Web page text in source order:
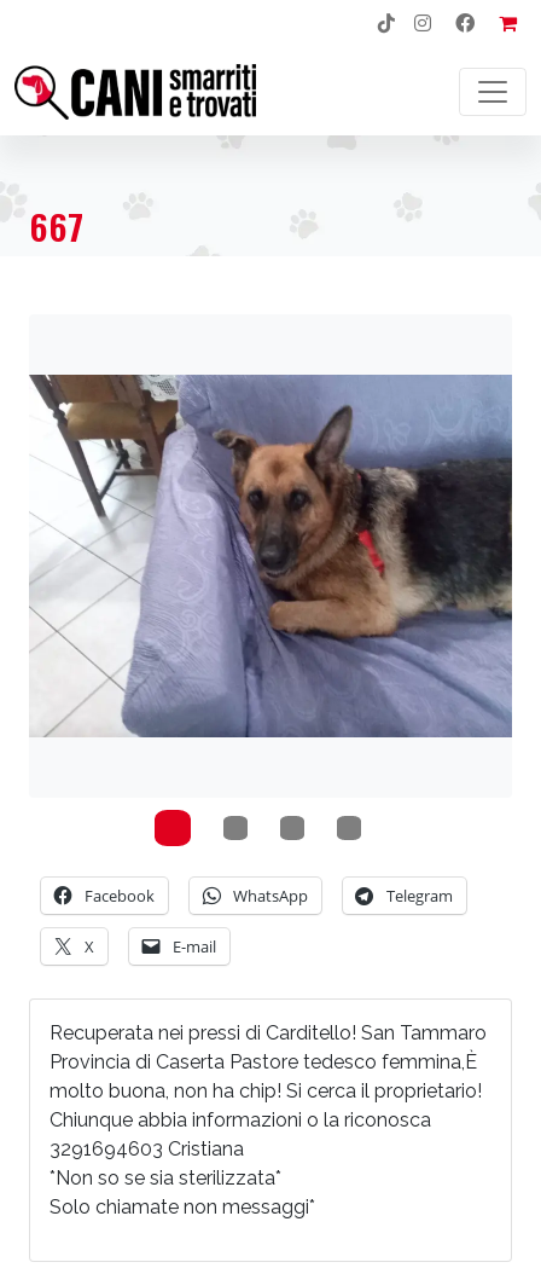
NAVIGAZIONE PRINCIPALE
667
Facebook WhatsApp Telegram
X E-mail
Recuperata nei pressi di Carditello! San Tammaro
Provincia di Caserta Pastore tedesco femmina,È
molto buona, non ha chip! Si cerca il proprietario!
Chiunque abbia informazioni o la riconosca
3291694603 Cristiana
*Non so se sia sterilizzata*
Solo chiamate non messaggi*